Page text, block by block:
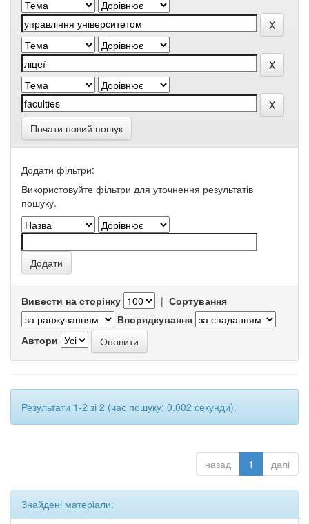
Почати новий пошук
Додати фільтри:
Використовуйте фільтри для уточнення результатів
пошуку.
Вивести на сторінку | Сортування
Впорядкування
Автори
Результати 1-2 зі 2 (час пошуку: 0.002 секунди).
назад 1 далі
Знайдені матеріали: